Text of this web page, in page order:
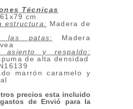
Técnicas
cm
estructura: Madera de
las patas: Madera
asiento y respaldo:
de alta densidad
marrón caramelo y
precios esta incluido
de Envió para la